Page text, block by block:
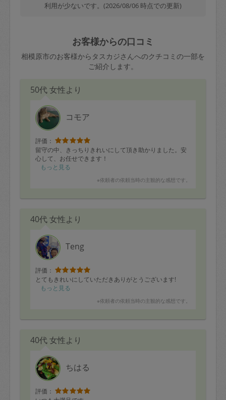
利用が少ないです。(2026/08/06 時点での更新)
お客様からの口コミ
相模原市のお客様からタスカジさんへのクチコミの一部を
ご紹介します。
50代 女性より
コモア
評価：
留守の中、きっちりきれいにして頂き助かりました。安
心して、お任せできます！
もっと見る
※依頼者の依頼当時の主観的な感想です。
40代 女性より
Teng
評価：
とてもきれいにしていただきありがとうございます!
もっと見る
※依頼者の依頼当時の主観的な感想です。
40代 女性より
ちはる
評価：